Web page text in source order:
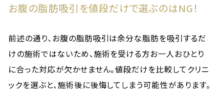
お腹の脂肪吸引を値段だけで選ぶのはNG！
前述の通り、お腹の脂肪吸引は余分な脂肪を吸引するだ
けの施術ではないため、施術を受ける方お一人おひとり
に合った対応が欠かせません。値段だけを比較してクリニ
ックを選ぶと、施術後に後悔してしまう可能性があります。